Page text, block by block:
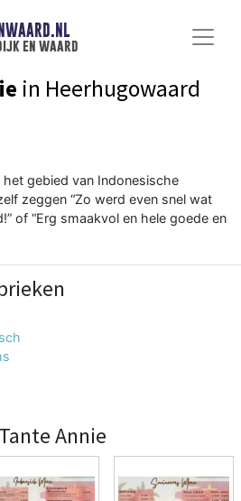
en waard
in Heerhugowaard
gebied van Indonesische
zeggen “Zo werd even snel wat
of “Erg smaakvol en hele goede en
Annie